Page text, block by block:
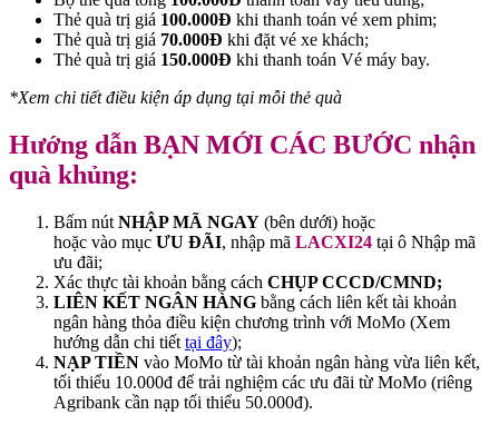
Thẻ quà trị giá 100.000Đ khi thanh toán vé xem phim;
Thẻ quà trị giá 70.000Đ khi đặt vé xe khách;
Thẻ quà trị giá 150.000Đ khi thanh toán Vé máy bay.
*Xem chi tiết điều kiện áp dụng tại mỗi thẻ quà
Hướng dẫn BẠN MỚI CÁC BƯỚC nhận
quà khủng: ‌
Bấm nút NHẬP MÃ NGAY (bên dưới) hoặc
hoặc vào mục ƯU ĐÃI, nhập mã LACXI24 tại ô Nhập mã
ưu đãi;
Xác thực tài khoản bằng cách CHỤP CCCD/CMND;
LIÊN KẾT NGÂN HÀNG bằng cách liên kết tài khoản
ngân hàng thỏa điều kiện chương trình với MoMo (Xem
hướng dẫn chi tiết tại đây);
NẠP TIỀN vào MoMo từ tài khoản ngân hàng vừa liên kết,
tối thiểu 10.000đ để trải nghiệm các ưu đãi từ MoMo (riêng
Agribank cần nạp tối thiểu 50.000đ).